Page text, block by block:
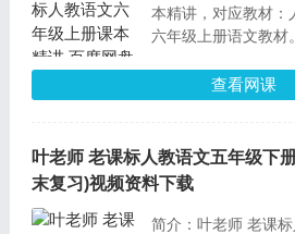
本精讲，对应教材：
六年级上册语文教材
资料，详情见下。
查看网课
叶老师 老课标人教语文五年级下
末复习)视频资料下载
简介：叶老师 老课